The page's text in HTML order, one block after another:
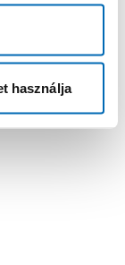
használja